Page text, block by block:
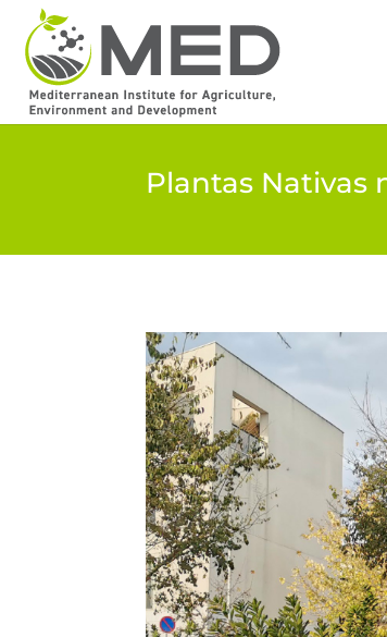
Plantas Nativas